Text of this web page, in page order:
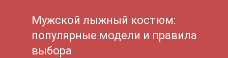
Мужской лыжный костюм:
популярные модели и правила
выбора